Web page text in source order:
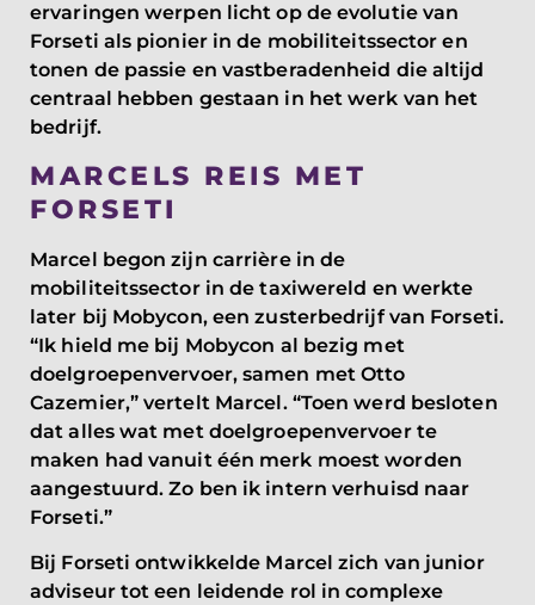
ervaringen werpen licht op de evolutie van
Forseti als pionier in de mobiliteitssector en
tonen de passie en vastberadenheid die altijd
centraal hebben gestaan in het werk van het
bedrijf.
MARCELS REIS MET
FORSETI
Marcel begon zijn carrière in de
mobiliteitssector in de taxiwereld en werkte
later bij Mobycon, een zusterbedrijf van Forseti.
“Ik hield me bij Mobycon al bezig met
doelgroepenvervoer, samen met Otto
Cazemier,” vertelt Marcel. “Toen werd besloten
dat alles wat met doelgroepenvervoer te
maken had vanuit één merk moest worden
aangestuurd. Zo ben ik intern verhuisd naar
Forseti.”
Bij Forseti ontwikkelde Marcel zich van junior
adviseur tot een leidende rol in complexe